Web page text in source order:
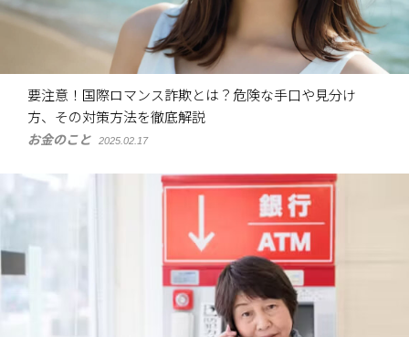
要注意！国際ロマンス詐欺とは？危険な手口や見分け
方、その対策方法を徹底解説
お金のこと 2025.02.17